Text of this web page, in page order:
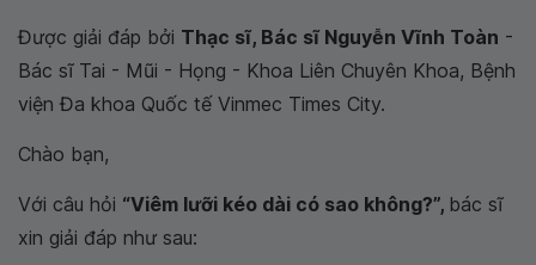
Được giải đáp bởi Thạc sĩ, Bác sĩ Nguyễn Vĩnh Toàn -
Bác sĩ Tai - Mũi - Họng - Khoa Liên Chuyên Khoa, Bệnh
viện Đa khoa Quốc tế Vinmec Times City.
Chào bạn,
Với câu hỏi “Viêm lưỡi kéo dài có sao không?”, bác sĩ
xin giải đáp như sau: